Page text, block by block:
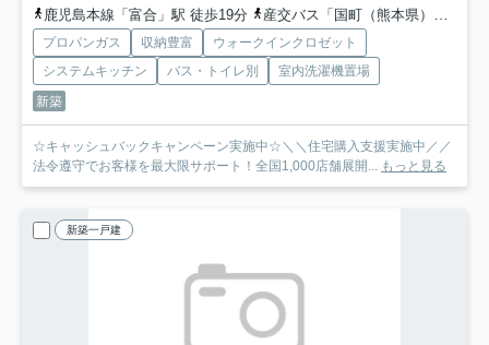
鹿児島本線「富合」駅 徒歩19分
産交バス「国町（熊本県）」バス停下車 徒歩10分
プロパンガス 収納豊富
ウォークインクロゼット
システムキッチン
バス・トイレ別
室内洗濯機置場
新築
☆キャッシュバックキャンペーン実施中☆＼＼住宅購入支援実施中／／
法令遵守でお客様を最大限サポート！全国1,000店舗展開...
もっと見る
新築一戸建